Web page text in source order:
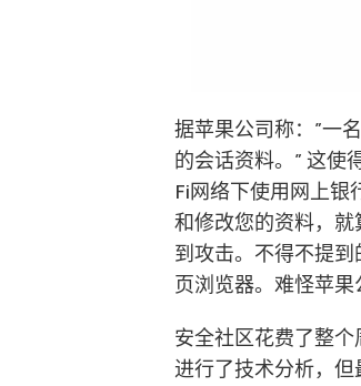
据苹果公司称：”一
的会话资料。” 这使
Fi网络下使用网上
和修改您的资料，
到攻击。不得不提
页浏览器。难怪苹果
安全社区花费了整
进行了技术分析，